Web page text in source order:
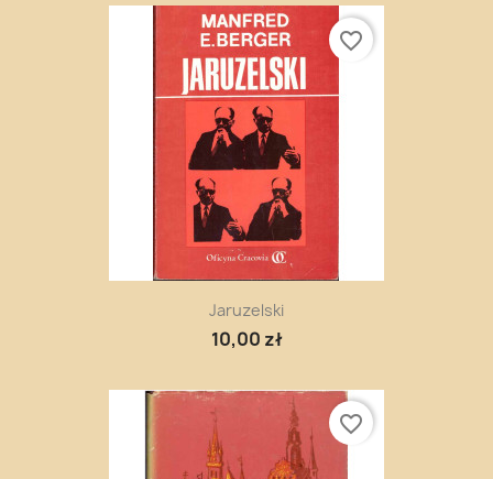
Jaruzelski
10,00 zł
favorite_border
favorite_border